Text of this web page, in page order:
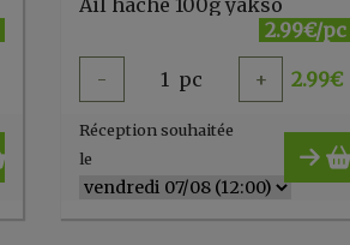
Ail haché 100g yakso
2.99€/pc
- 1 pc + 2.99€
Réception souhaitée
le